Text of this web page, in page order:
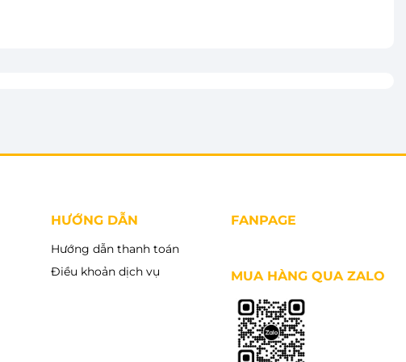
HƯỚNG DẪN
Hướng dẫn thanh toán
Điều khoản dịch vụ
FANPAGE
MUA HÀNG QUA ZALO